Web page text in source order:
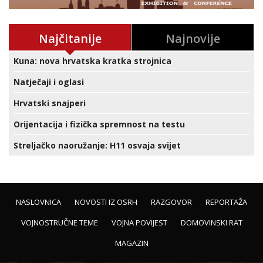
Najčitanije Najnovije
Kuna: nova hrvatska kratka strojnica
Natječaji i oglasi
Hrvatski snajperi
Orijentacija i fizička spremnost na testu
Streljačko naoružanje: H11 osvaja svijet
NASLOVNICA NOVOSTI IZ OSRH RAZGOVOR
REPORTAŽA
VOJNOSTRUČNE TEME
VOJNA POVIJEST
DOMOVINSKI RAT
MAGAZIN